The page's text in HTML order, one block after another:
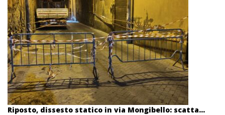
Riposto, dissesto statico in via Mongibello: scatta...